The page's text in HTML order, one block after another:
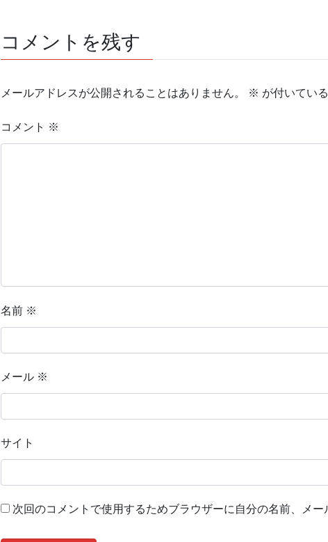
コメントを残す
メールアドレスが公開されることはありません。 ※ が付いてい
コメント ※
名前 ※
メール ※
サイト
次回のコメントで使用するためブラウザーに自分の名前、メー